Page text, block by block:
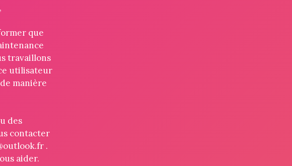
que
travaillons
utilisateur
manière
des
contacter
.
aider.